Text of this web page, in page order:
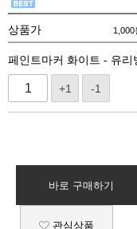
상품가 1,000
페인트마커 화이트 - 유
+1 -1
바로 구매하기
관심상품